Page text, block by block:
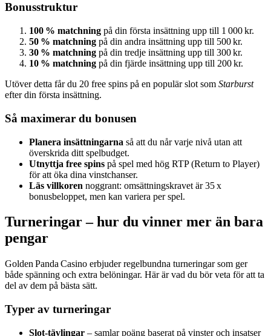
Bonusstruktur
100 % matchning på din första insättning upp till 1 000 kr.
50 % matchning på din andra insättning upp till 500 kr.
30 % matchning på din tredje insättning upp till 300 kr.
10 % matchning på din fjärde insättning upp till 200 kr.
Utöver detta får du 20 free spins på en populär slot som Starburst
efter din första insättning.
Så maximerar du bonusen
Planera insättningarna så att du når varje nivå utan att
överskrida ditt spelbudget.
Utnyttja free spins på spel med hög RTP (Return to Player)
för att öka dina vinstchanser.
Läs villkoren noggrant: omsättningskravet är 35 x
bonusbeloppet, men kan variera per spel.
Turneringar – hur du vinner mer än bara
pengar
Golden Panda Casino erbjuder regelbundna turneringar som ger
både spänning och extra belöningar. Här är vad du bör veta för att ta
del av dem på bästa sätt.
Typer av turneringar
Slot‑tävlingar – samlar poäng baserat på vinster och insatser